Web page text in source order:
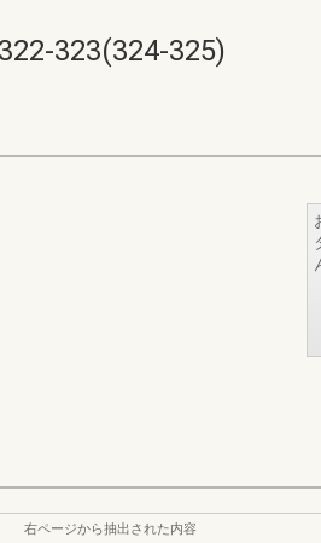
323(324-325)
右ページから抽出された内容